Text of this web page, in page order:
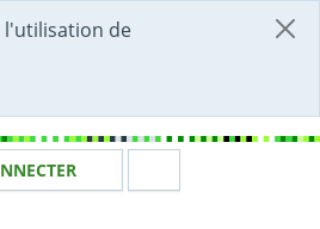
l'utilisation de
identité